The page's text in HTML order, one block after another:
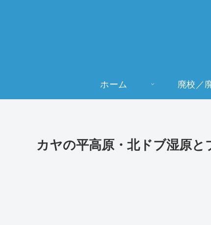
ホーム 廃校／
カヤの平高原・北ドブ湿原と